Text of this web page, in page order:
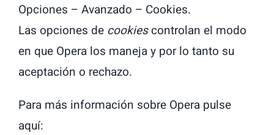
Opciones – Avanzado – Cookies.
Las opciones de cookiescontrolan el modo
en que Opera los maneja y por lo tanto su
aceptación o rechazo.
Para más información sobre Opera pulse
aquí: